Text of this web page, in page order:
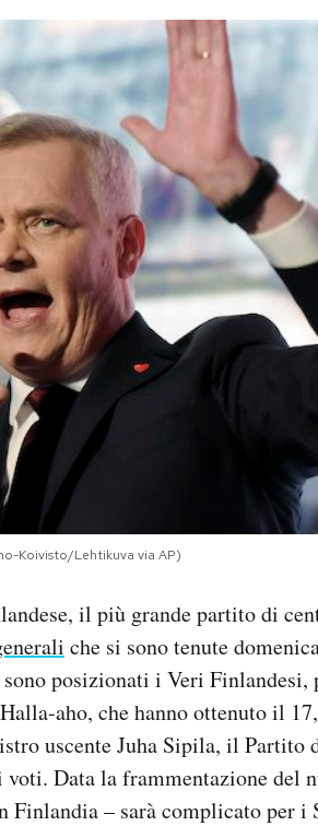
Koivisto/Lehtikuva via AP)
il più grande partito di
che si sono tenute
posizionati i Veri Finlandesi,
aho, che hanno ottenuto il
uscente Juha Sipila, il Partito
Data la frammentazione del
Finlandia – sarà complicato per i